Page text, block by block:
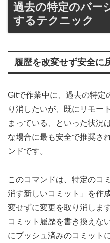
過去の特定のバー
するテクニック
履歴を改変せず安全に
Gitで作業中に、過去の特定
り消したいが、既にリモー
まっている、といった状況
な場合に最も安全で推奨さ
ンドです。
このコマンドは、特定のコ
消す新しいコミット」を作
変せずに変更を取り消しま
コミット履歴を書き換えな
にプッシュ済みのコミット